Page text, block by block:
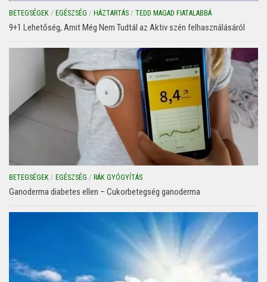
BETEGSÉGEK / EGÉSZSÉG / HÁZTARTÁS / TEDD MAGAD FIATALABBÁ
9+1 Lehetőség, Amit Még Nem Tudtál az Aktiv szén felhasználásáról
BETEGSÉGEK / EGÉSZSÉG / RÁK GYÓGYÍTÁS
Ganoderma diabetes ellen – Cukorbetegség ganoderma